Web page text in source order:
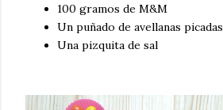
100 gramos de M&M
Un puñado de avellanas picadas
Una pizquita de sal